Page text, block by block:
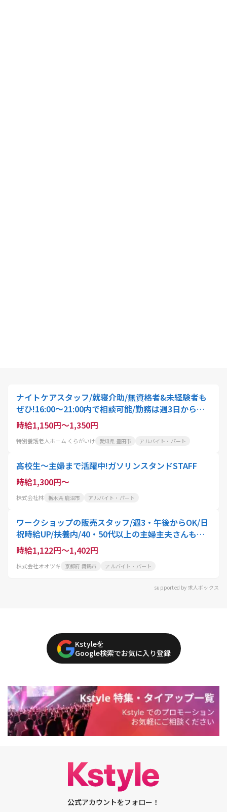
ナイトケアスタッフ/就寝介助/無資格者&未経験者も
ぜひ!16:00～21:00内で相談可能/勤務は週3日から可
能!学生・シニア層・主婦/主夫/の方も必見
時給1,150円～1,350円
特別養護老人ホーム くらがいけ 愛知県 豊田市 アルバイト・パート
高校生～主婦まで活躍中!ガソリンスタンドSTAFF
時給1,300円～
株式会社林 栃木県 鹿沼市 アルバイト・パート
ワークショップの販売スタッフ/週3・午後からOK/日
祝時給UP/扶養内/40・50代以上の主婦主夫さんも歓
迎!/東舞鶴店
時給1,122円～1,402円
株式会社オオツキ 京都府 舞鶴市 アルバイト・パート
supported by 求人ボックス
Kstyleを
Google検索でお気に入り登録
公式アカウントをフォロー！